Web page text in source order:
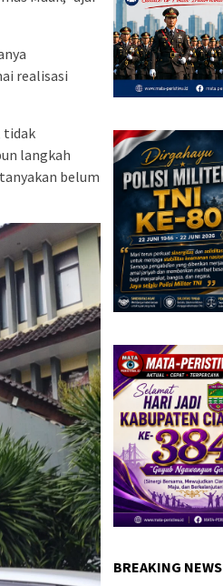
realisasi
tidak
langkah
belum
BREAKING NEWS